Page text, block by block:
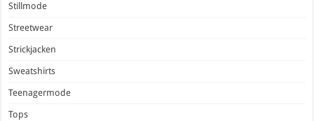
Stillmode
Streetwear
Strickjacken
Sweatshirts
Teenagermode
Tops